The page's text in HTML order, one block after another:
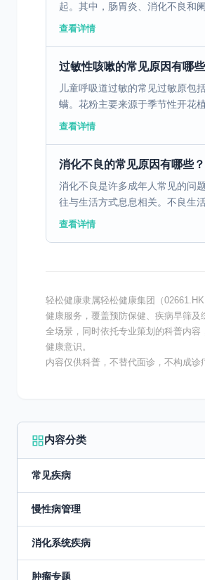
起。其中，肠胃炎、消化不良和
见的三个原因。肠胃炎是由病毒、
查看详情
过敏性咳嗽的常见原因有哪
儿童呼吸道过敏的常见过敏原包
螨。花粉主要来源于季节性开花植
在春秋两季，空气中花粉浓度较高
查看详情
消化不良的常见原因有哪些？
消化不良是许多成年人常见的问
往与生活方式息息相关。不良生活
规律的作息和饮食习惯，可能导致
查看详情
轻松健康隶属轻松健康集团（
健康服务，覆盖预防保健、疾病早筛及
全场景，同时依托专业策划的科普内容
健康意识。
内容仅供科普，不替代面诊，不构成诊
内容分类
常见疾病
慢性病管理
消化系统疾病
肿瘤专题